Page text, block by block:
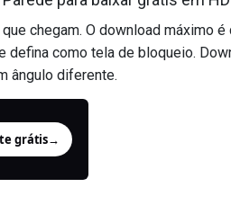
chegam. O download máximo
defina como tela de bloqueio.
ângulo diferente.
grátis→